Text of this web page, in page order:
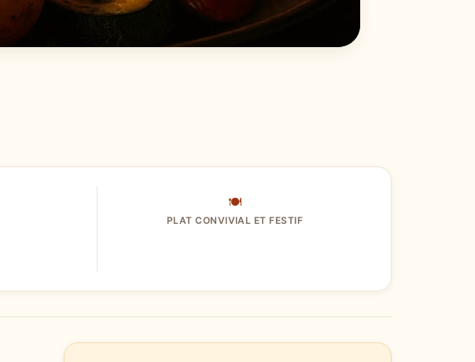
🍽
PLAT CONVIVIAL ET FESTIF